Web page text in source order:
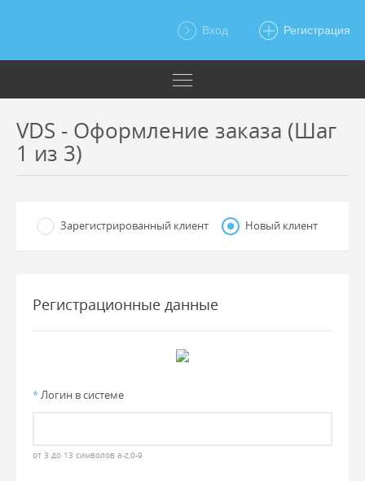
Вход Регистрация
VDS - Оформление заказа (Шаг
1 из 3)
Зарегистрированный клиент Новый клиент
Регистрационные данные
*Логин в системе
от 3 до 13 символов a-z,0-9